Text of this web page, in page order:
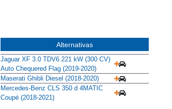
Alternativas
Jaguar XF 3.0 TDV6 221 kW (300 CV)
Auto Chequered Flag (2019-2020)
Maserati Ghibli Diesel (2018-2020)
Mercedes-Benz CLS 350 d 4MATIC